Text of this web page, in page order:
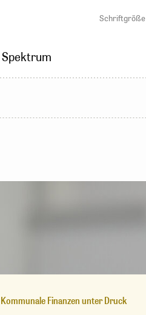
Schriftgröße
Spektrum
Kommunale Finanzen unter Druck